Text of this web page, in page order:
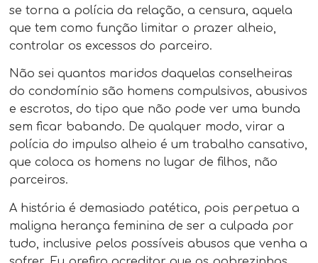
se torna a polícia da relação, a censura, aquela
que tem como função limitar o prazer alheio,
controlar os excessos do parceiro.
Não sei quantos maridos daquelas conselheiras
do condomínio são homens compulsivos, abusivos
e escrotos, do tipo que não pode ver uma bunda
sem ficar babando. De qualquer modo, virar a
polícia do impulso alheio é um trabalho cansativo,
que coloca os homens no lugar de filhos, não
parceiros.
A história é demasiado patética, pois perpetua a
maligna herança feminina de ser a culpada por
tudo, inclusive pelos possíveis abusos que venha a